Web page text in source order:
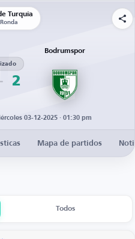
Turquía
2
Bodrumspor
03-12-2025 · 01:30 pm
Mapa de partidos
Todos